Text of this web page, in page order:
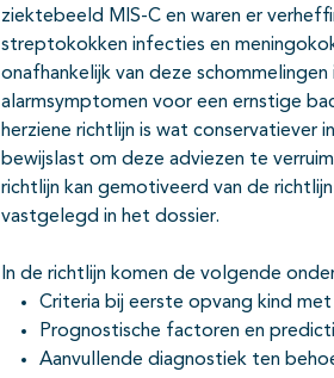
ziektebeeld MIS-C en waren er
streptokokken infecties en
onafhankelijk van deze
alarmsymptomen voor een ernstige
herziene richtlijn is wat conservatiever
bewijslast om deze adviezen te
richtlijn kan gemotiveerd van de
vastgelegd in het dossier.
In de richtlijn komen de volgende
Criteria bij eerste opvang kind
Prognostische factoren en
Aanvullende diagnostiek ten